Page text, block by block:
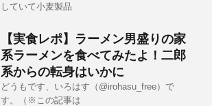
していて小麦製品
【実食レポ】ラーメン男盛りの家
系ラーメンを食べてみたよ！二郎
系からの転身はいかに
どうもです、いろはす（@irohasu_free）で
す。（※この記事は